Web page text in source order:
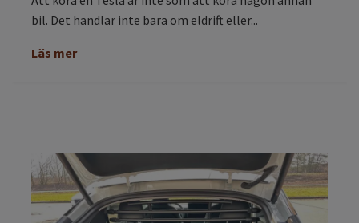
bil. Det handlar inte bara om eldrift eller...
Läs mer